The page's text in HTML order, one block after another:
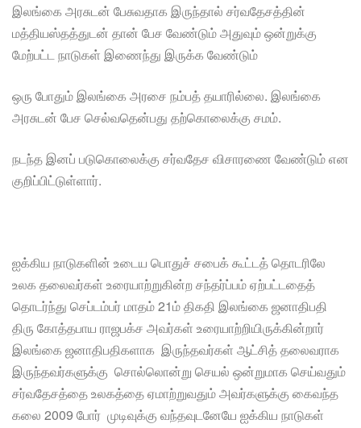
இலங்கை அரசுடன் பேசுவதாக இருந்தால் சர்வதேசத்தின்
மத்தியஸ்தத்துடன் தான் பேச வேண்டும் அதுவும் ஒன்றுக்கு
மேற்பட்ட நாடுகள் இணைந்து இருக்க வேண்டும்
ஒரு போதும் இலங்கை அரசை நம்பத் தயாரில்லை. இலங்கை
அரசுடன் பேச செல்வதென்பது தற்கொலைக்கு சமம்.
நடந்த இனப் படுகொலைக்கு சர்வதேச விசாரணை வேண்டும் என
குறிப்பிட்டுள்ளார்.
ஐக்கிய நாடுகளின் உடைய பொதுச் சபைக் கூட்டத் தொடரிலே
உலக தலைவர்கள் உரையாற்றுகின்ற சந்தர்ப்பம் ஏற்பட்டதைத்
தொடர்ந்து செப்டம்பர் மாதம் 21ம் திகதி இலங்கை ஜனாதிபதி
திரு கோத்தபாய ராஜபக்ச அவர்கள் உரையாற்றியிருக்கின்றார்
இலங்கை ஜனாதிபதிகளாக இருந்தவர்கள் ஆட்சித் தலைவராக
இருந்தவர்களுக்கு சொல்லொன்று செயல் ஒன்றுமாக செய்வதும்
சர்வதேசத்தை உலகத்தை ஏமாற்றுவதும் அவர்களுக்கு கைவந்த
கலை 2009 போர் முடிவுக்கு வந்தவுடனேயே ஐக்கிய நாடுகள்